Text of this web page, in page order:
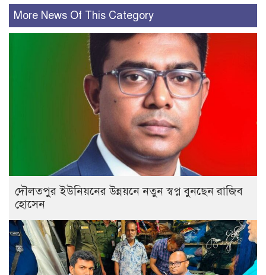
More News Of This Category
দৌলতপুর ইউনিয়নের উন্নয়নে নতুন স্বপ্ন বুনছেন রাজিব
হোসেন